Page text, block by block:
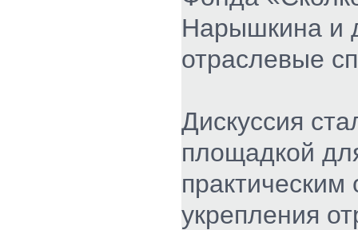
Нарышкина и
отраслевые
Дискуссия
площадкой
укрепления